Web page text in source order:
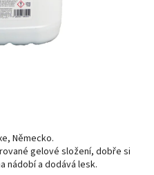
Německo.
gelové složení, dobře si
nádobí a dodává lesk.